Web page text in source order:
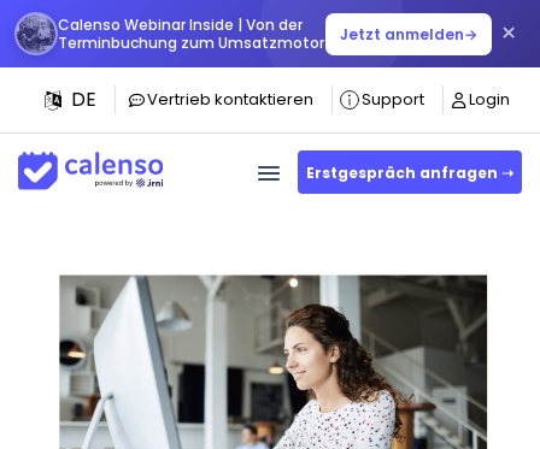
Calenso Webinar Inside | Von der
Terminbuchung zum Umsatzmotor
Jetzt anmelden→ ×
DE Vertrieb kontaktieren Support Login
Erstgespräch anfragen ➝